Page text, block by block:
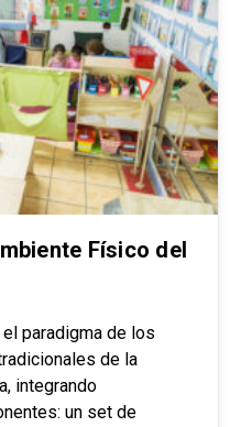
Físico del
paradigma de los
de la
integrando
un set de